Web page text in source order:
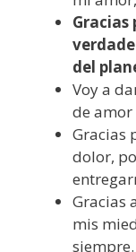
Gracias
del
Voy a
de
Gracias
dolor,
Gracias
mis
siempre.